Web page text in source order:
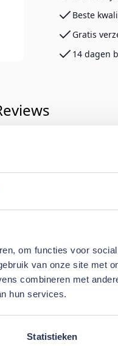
om functies voor
van onze site met
combineren met
hun services.
Statistieken
Beste
Gratis
14 dagen
Review